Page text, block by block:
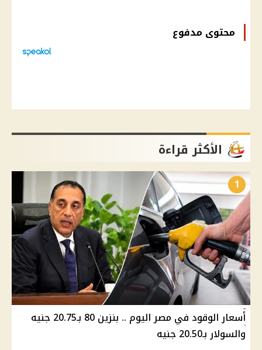
محتوى مدفوع
الأكثر قراءة
1
أسعار الوقود في مصر اليوم .. بنزين 80 بـ20.75 جنيه
والسولار بـ20.50 جنيه